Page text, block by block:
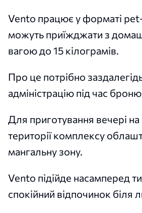
Vento працює у форматі
можуть приїжджати з
вагою до 15 кілограмів.
Про це потрібно
адміністрацію під час
Для приготування вечері на
території комплексу
мангальну зону.
Vento підійде насамперед
спокійний відпочинок біля